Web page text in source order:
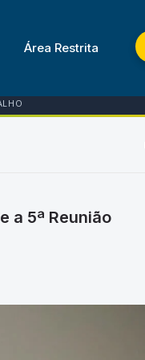
Área Restrita
a 5ª Reunião